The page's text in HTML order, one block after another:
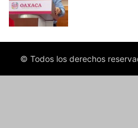
© Todos los derechos